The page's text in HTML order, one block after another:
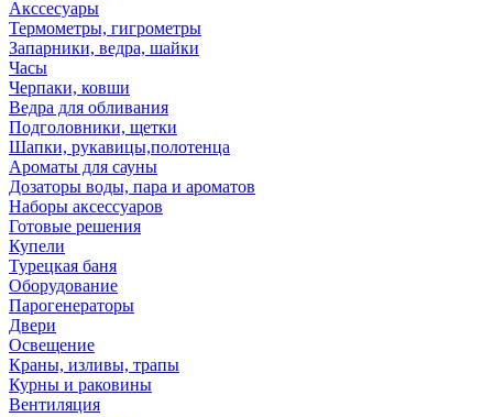
Аксcесуары
Термометры, гигрометры
Запарники, ведра, шайки
Часы
Черпаки, ковши
Ведра для обливания
Подголовники, щетки
Шапки, рукавицы,полотенца
Ароматы для сауны
Дозаторы воды, пара и ароматов
Наборы аксессуаров
Готовые решения
Купели
Турецкая баня
Оборудование
Парогенераторы
Двери
Освещение
Краны, изливы, трапы
Курны и раковины
Вентиляция